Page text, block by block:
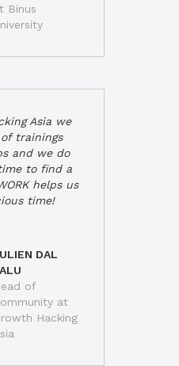
Binus
Asia we
trainings
and we do
to find a
helps us
time!
DAL
of
at
Hacking